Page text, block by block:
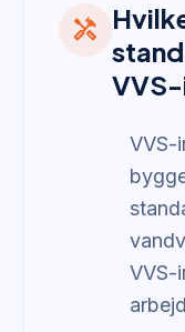
handyman
VVS-
VVS-